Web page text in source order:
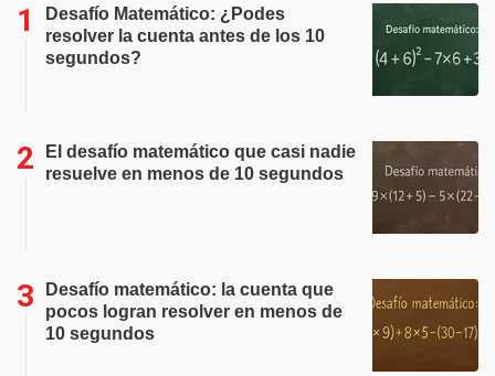
Desafío Matemático: ¿Podes
resolver la cuenta antes de los 10
segundos?
El desafío matemático que casi nadie
resuelve en menos de 10 segundos
Desafío matemático: la cuenta que
pocos logran resolver en menos de
10 segundos